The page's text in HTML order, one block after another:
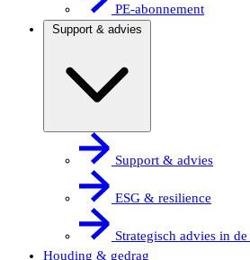
PE-abonnement
Support & advies
Support & advies
ESG & resilience
Strategisch advies in
Houding & gedrag